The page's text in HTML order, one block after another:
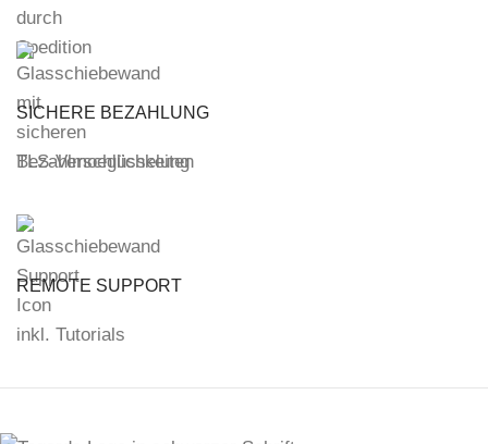
SICHERE BEZAHLUNG
TLS-Verschlüsselung
REMOTE SUPPORT
inkl. Tutorials